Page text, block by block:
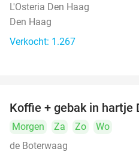
L'Osteria Den Haag
Den Haag
Verkocht: 1.267
Koffie + gebak in hartje
Morgen Za Zo
Wo
de Boterwaag